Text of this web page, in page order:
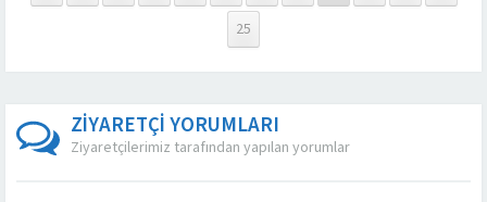
25
ZİYARETÇİ YORUMLARI
Ziyaretçilerimiz tarafından yapılan yorumlar